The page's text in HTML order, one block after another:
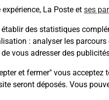
La Poste et ses
établir des statistiques
: analyser les
vous adresser des
et fermer" vous
seront déposés. Vous